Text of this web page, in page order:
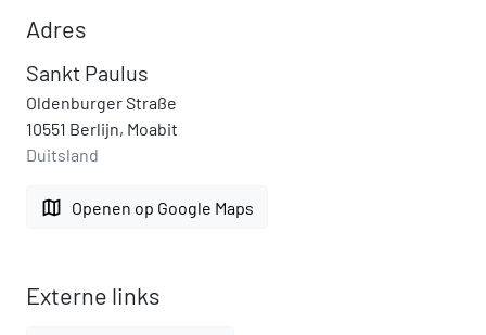
Adres
Sankt Paulus
Oldenburger Straße
10551 Berlijn, Moabit
Duitsland
map Openen op Google Maps
Externe links